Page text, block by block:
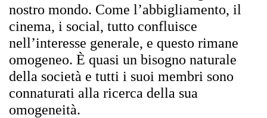
nostro mondo. Come l’abbigliamento, il
cinema, i social, tutto confluisce
nell’interesse generale, e questo rimane
omogeneo. È quasi un bisogno naturale
della società e tutti i suoi membri sono
connaturati alla ricerca della sua
omogeneità.